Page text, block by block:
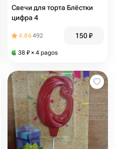
Свечи для торта Блёстки
цифра 4
4.86492 150₽
38 ₽ × 4 pagos